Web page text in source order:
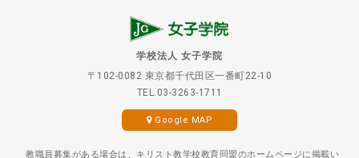
学校法人 女子学院
〒102-0082 東京都千代田区一番町22-10
TEL.03-3263-1711
Google MAP
教職員募集がある場合は、キリスト教学校教育同盟のホームページに掲載い